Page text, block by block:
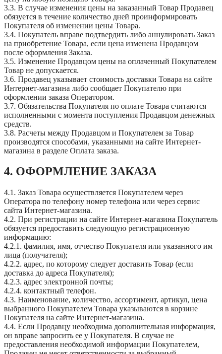
3.3. В случае изменения цены на заказанный Товар Продавец
обязуется в течение количество дней проинформировать
Покупателя об изменении цены Товара.
3.4. Покупатель вправе подтвердить либо аннулировать Заказ
на приобретение Товара, если цена изменена Продавцом
после оформления Заказа.
3.5. Изменение Продавцом цены на оплаченный Покупателем
Товар не допускается.
3.6. Продавец указывает стоимость доставки Товара на сайте
Интернет-магазина либо сообщает Покупателю при
оформлении заказа Оператором.
3.7. Обязательства Покупателя по оплате Товара считаются
исполненными с момента поступления Продавцом денежных
средств.
3.8. Расчеты между Продавцом и Покупателем за Товар
производятся способами, указанными на сайте Интернет-
магазина в разделе Оплата заказа.
4. ОФОРМЛЕНИЕ ЗАКАЗА
4.1. Заказ Товара осуществляется Покупателем через
Оператора по телефону номер телефона или через сервис
сайта Интернет-магазина.
4.2. При регистрации на сайте Интернет-магазина Покупатель
обязуется предоставить следующую регистрационную
информацию:
4.2.1. фамилия, имя, отчество Покупателя или указанного им
лица (получателя);
4.2.2. адрес, по которому следует доставить Товар (если
доставка до адреса Покупателя);
4.2.3. адрес электронной почты;
4.2.4. контактный телефон.
4.3. Наименование, количество, ассортимент, артикул, цена
выбранного Покупателем Товара указываются в корзине
Покупателя на сайте Интернет-магазина.
4.4. Если Продавцу необходима дополнительная информация,
он вправе запросить ее у Покупателя. В случае не
предоставления необходимой информации Покупателем,